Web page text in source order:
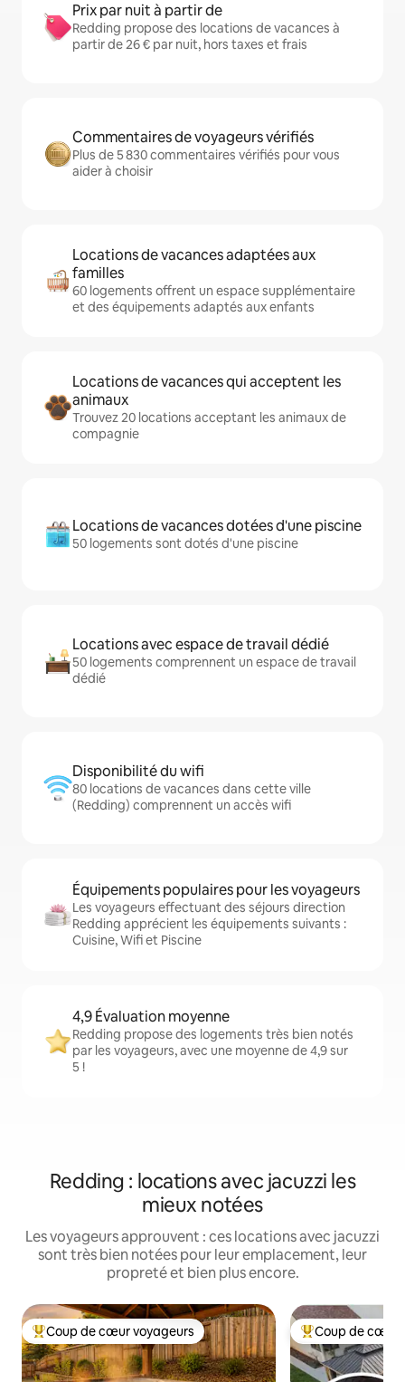
Prix par nuit à partir de
Redding propose des locations de vacances à
partir de 26 € par nuit, hors taxes et frais
Commentaires de voyageurs vérifiés
Plus de 5 830 commentaires vérifiés pour vous
aider à choisir
Locations de vacances adaptées aux
familles
60 logements offrent un espace supplémentaire
et des équipements adaptés aux enfants
Locations de vacances qui acceptent les
animaux
Trouvez 20 locations acceptant les animaux de
compagnie
Locations de vacances dotées d'une piscine
50 logements sont dotés d'une piscine
Locations avec espace de travail dédié
50 logements comprennent un espace de travail
dédié
Disponibilité du wifi
80 locations de vacances dans cette ville
(Redding) comprennent un accès wifi
Équipements populaires pour les voyageurs
Les voyageurs effectuant des séjours direction
Redding apprécient les équipements suivants :
Cuisine, Wifi et Piscine
4,9 Évaluation moyenne
Redding propose des logements très bien notés
par les voyageurs, avec une moyenne de 4,9 sur
5 !
Redding : locations avec jacuzzi les
mieux notées
Les voyageurs approuvent : ces locations avec jacuzzi
sont très bien notées pour leur emplacement, leur
propreté et bien plus encore.
Coups de cœur voyageurs les plus appréciés
Coup de cœur voyageurs Coups de cœur
Coup de cœur